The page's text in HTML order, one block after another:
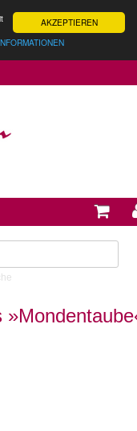
AKZEPTIEREN